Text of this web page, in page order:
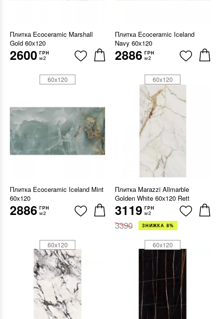
Плитка Ecoceramic Marshall
Gold 60х120
2600 ГРН
м2
Плитка Ecoceramic Iceland
Navy 60х120
2886 ГРН
м2
Плитка Ecoceramic Iceland Mint
60х120
2886 ГРН
м2
60x120
Плитка Marazzi Allmarble
Golden White 60х120 Rett
3119 ГРН
м2
3390 ЗНИЖКА 8%
60x120
60x120 60x120